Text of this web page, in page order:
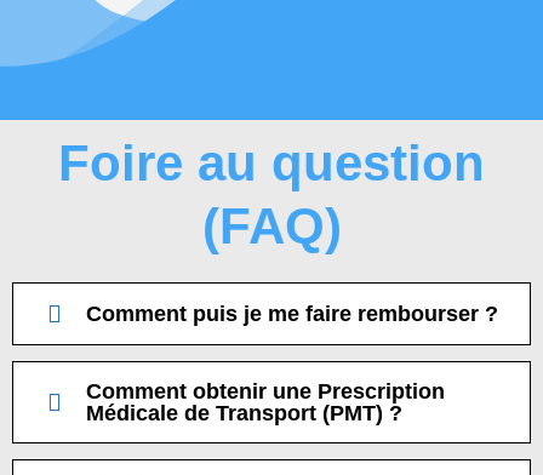
Foire au question
(FAQ)
Comment puis je me faire rembourser ?
Comment obtenir une Prescription
Médicale de Transport (PMT) ?